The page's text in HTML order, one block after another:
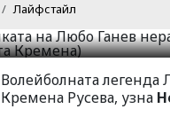
Лайфстайл
HotArena.net
Волейболната легенда
Кремена Русева, узна